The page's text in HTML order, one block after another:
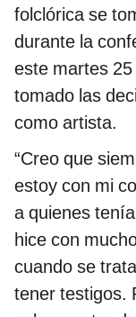
folclórica se
durante la
este martes
tomado las
como artista.
“Creo que
estoy con mi
a quienes
hice con
cuando se
tener testigos.